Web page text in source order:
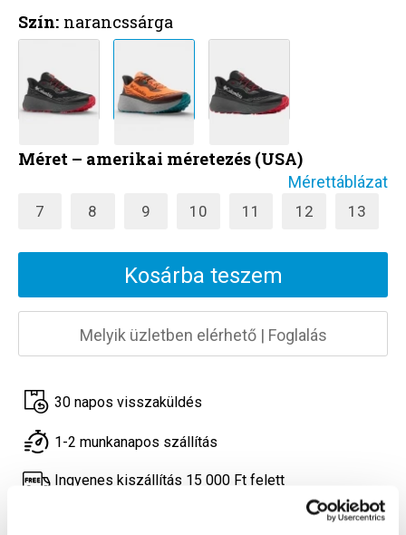
Szín: narancssárga
Méret – amerikai méretezés (USA)
Mérettáblázat
7 8 9 10 11 12 13
Kosárba teszem
Melyik üzletben elérhető| Foglalás
30 napos visszaküldés
1-2 munkanapos szállítás
Ingyenes kiszállítás 15 000 Ft felett